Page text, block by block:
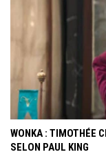
WONKA : TIMOTHÉE
SELON PAUL KING